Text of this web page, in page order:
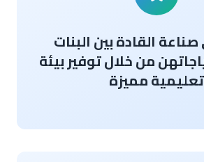
القادة بين البنات
من خلال توفير بيئة
تعليمية مميزة